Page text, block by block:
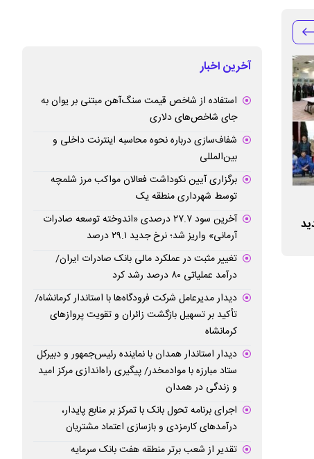
پیام مدیرعامل و نایب رییس هیات مدیره
شرکت پتروشیمی شیراز به مناسبت فرارسیدن
شیراز
آخرین اخبار
استفاده از شاخص قیمت سنگ‌آهن مبتنی بر یوان به
جای شاخص‌های دلاری
شفاف‌سازی درباره نحوه محاسبه اینترنت داخلی و
بین‌المللی
برگزاری آیین نکوداشت فعالان مواکب مرز شلمچه
توسط شهرداری منطقه یک
آخرین سود ۲۷.۷ درصدی «اندوخته توسعه صادرات
آرمانی» واریز شد؛ نرخ جدید ۲۹.۱ درصد
تغییر مثبت در عملکرد مالی بانک صادرات ایران/
درآمد عملیاتی ۸۰ درصد رشد کرد
دیدار مدیرعامل شرکت فرودگاه‌ها با استاندار کرمانشاه/
تأکید بر تسهیل بازگشت زائران و تقویت پروازهای
کرمانشاه
دیدار استاندار همدان با نماینده رئیس‌جمهور و دبیرکل
ستاد مبارزه با موادمخدر/ پیگیری راه‌اندازی مرکز امید
و زندگی در همدان
اجرای برنامه تحول بانک با تمرکز بر منابع پایدار،
درآمدهای کارمزدی و بازسازی اعتماد مشتریان
تقدیر از شعب برتر منطقه هفت بانک سرمایه